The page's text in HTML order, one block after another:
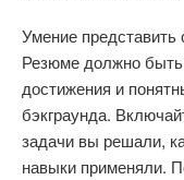
Умение
Резюме должно
достижения и
бэкграунда.
задачи вы решали,
навыки применяли.